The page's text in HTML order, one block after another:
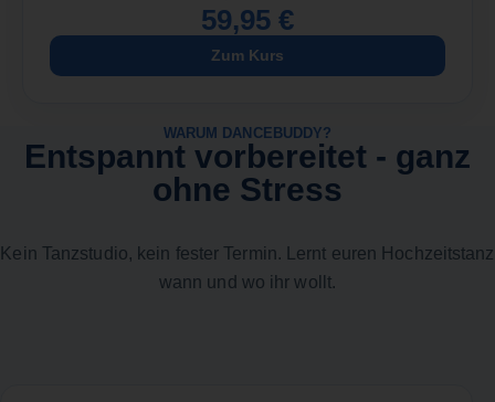
59,95€
Zum Kurs
WARUM DANCEBUDDY?
Entspannt vorbereitet - ganz
ohne Stress
Kein Tanzstudio, kein fester Termin. Lernt euren Hochzeitstanz
wann und wo ihr wollt.